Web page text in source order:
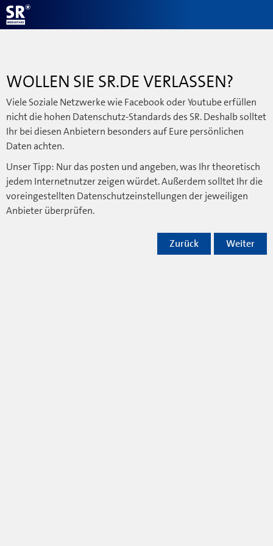
WOLLEN SIE SR.DE VERLASSEN?
Viele Soziale Netzwerke wie Facebook oder Youtube erfüllen
nicht die hohen Datenschutz-Standards des SR. Deshalb solltet
Ihr bei diesen Anbietern besonders auf Eure persönlichen
Daten achten.
Unser Tipp: Nur das posten und angeben, was Ihr theoretisch
jedem Internetnutzer zeigen würdet. Außerdem solltet Ihr die
voreingestellten Datenschutzeinstellungen der jeweiligen
Anbieter überprüfen.
Weiter
Zurück